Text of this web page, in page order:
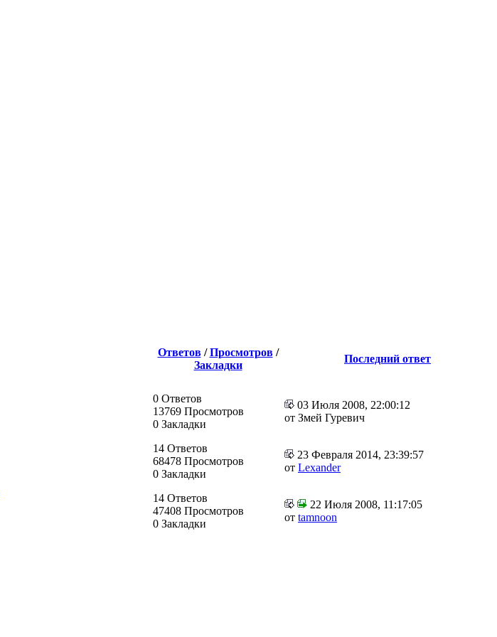
Ответов/Просмотров/
Закладки
Последний ответ
0 Ответов
13769 Просмотров
0 Закладки
03 Июля 2008, 22:00:12
от Змей Гуревич
14 Ответов
68478 Просмотров
0 Закладки
23 Февраля 2014, 23:39:57
от Lexander
14 Ответов
47408 Просмотров
0 Закладки
22 Июля 2008, 11:17:05
от tamnoon